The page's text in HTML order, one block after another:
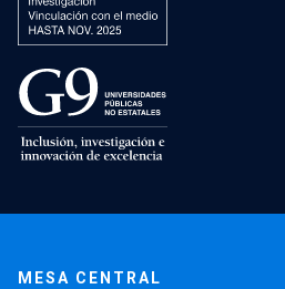
MESA CENTRAL